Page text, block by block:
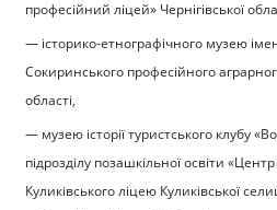
професійний ліцей» Чернігівської
— історико-етнографічного музею
Сокиринського професійного
області,
— музею історії туристського клубу
підрозділу позашкільної освіти
Куликівського ліцею Куликівської